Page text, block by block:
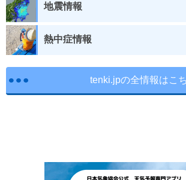
地震情報
熱中症情報
tenki.jpの全情報はこ